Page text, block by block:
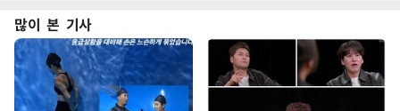
많이 본 기사